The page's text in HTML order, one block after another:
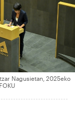
Nagusietan, 2025eko